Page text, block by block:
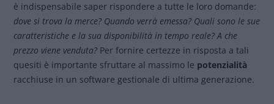
è indispensabile saper rispondere a tutte le loro domande:
dove si trova la merce? Quando verrà emessa? Quali sono le sue
caratteristiche e la sua disponibilità in tempo reale? A che
prezzo viene venduta? Per fornire certezze in risposta a tali
quesiti è importante sfruttare al massimo le potenzialità
racchiuse in un software gestionale di ultima generazione.